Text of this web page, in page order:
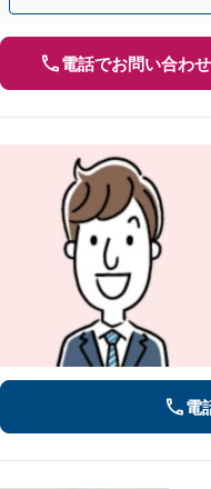
電話でお問い合わせ
電